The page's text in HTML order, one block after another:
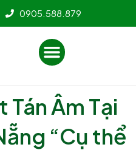
0905.588.879
Menu
Tán Âm Tại
“Cụ thể